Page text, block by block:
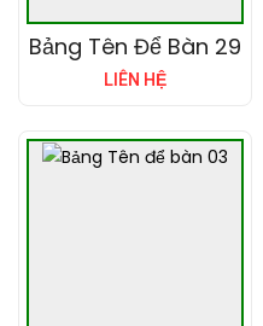
Bảng Tên Để Bàn 29
LIÊN HỆ